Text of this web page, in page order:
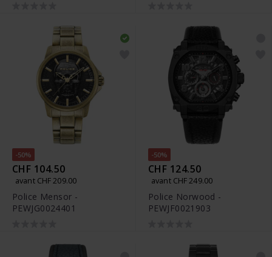
-50%
CHF 104.50
avant CHF 209.00
Police Mensor -
PEWJG0024401
-50%
CHF 124.50
avant CHF 249.00
Police Norwood -
PEWJF0021903